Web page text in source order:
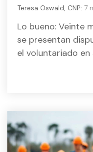
Teresa Oswald, CNP: 7
Lo bueno: Veinte
se presentan
el voluntariado en